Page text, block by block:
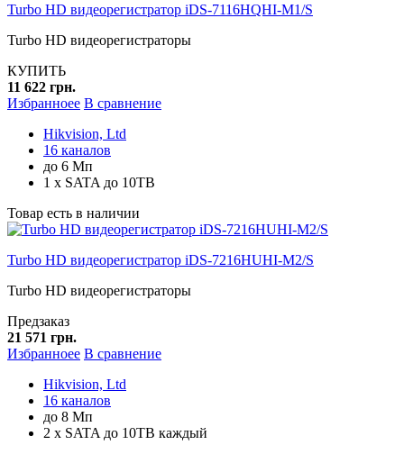
Turbo HD видеорегистратор iDS-7116HQHI-M1/S
Turbo HD видеорегистраторы
КУПИТЬ
11 622 грн.
Избранноее В сравнение
Hikvision, Ltd
16 каналов
до 6 Мп
1 x SATA до 10TB
Товар есть в наличии
Turbo HD видеорегистратор iDS-7216HUHI-M2/S
Turbo HD видеорегистраторы
Предзаказ
21 571 грн.
Избранноее В сравнение
Hikvision, Ltd
16 каналов
до 8 Мп
2 x SATA до 10TB каждый